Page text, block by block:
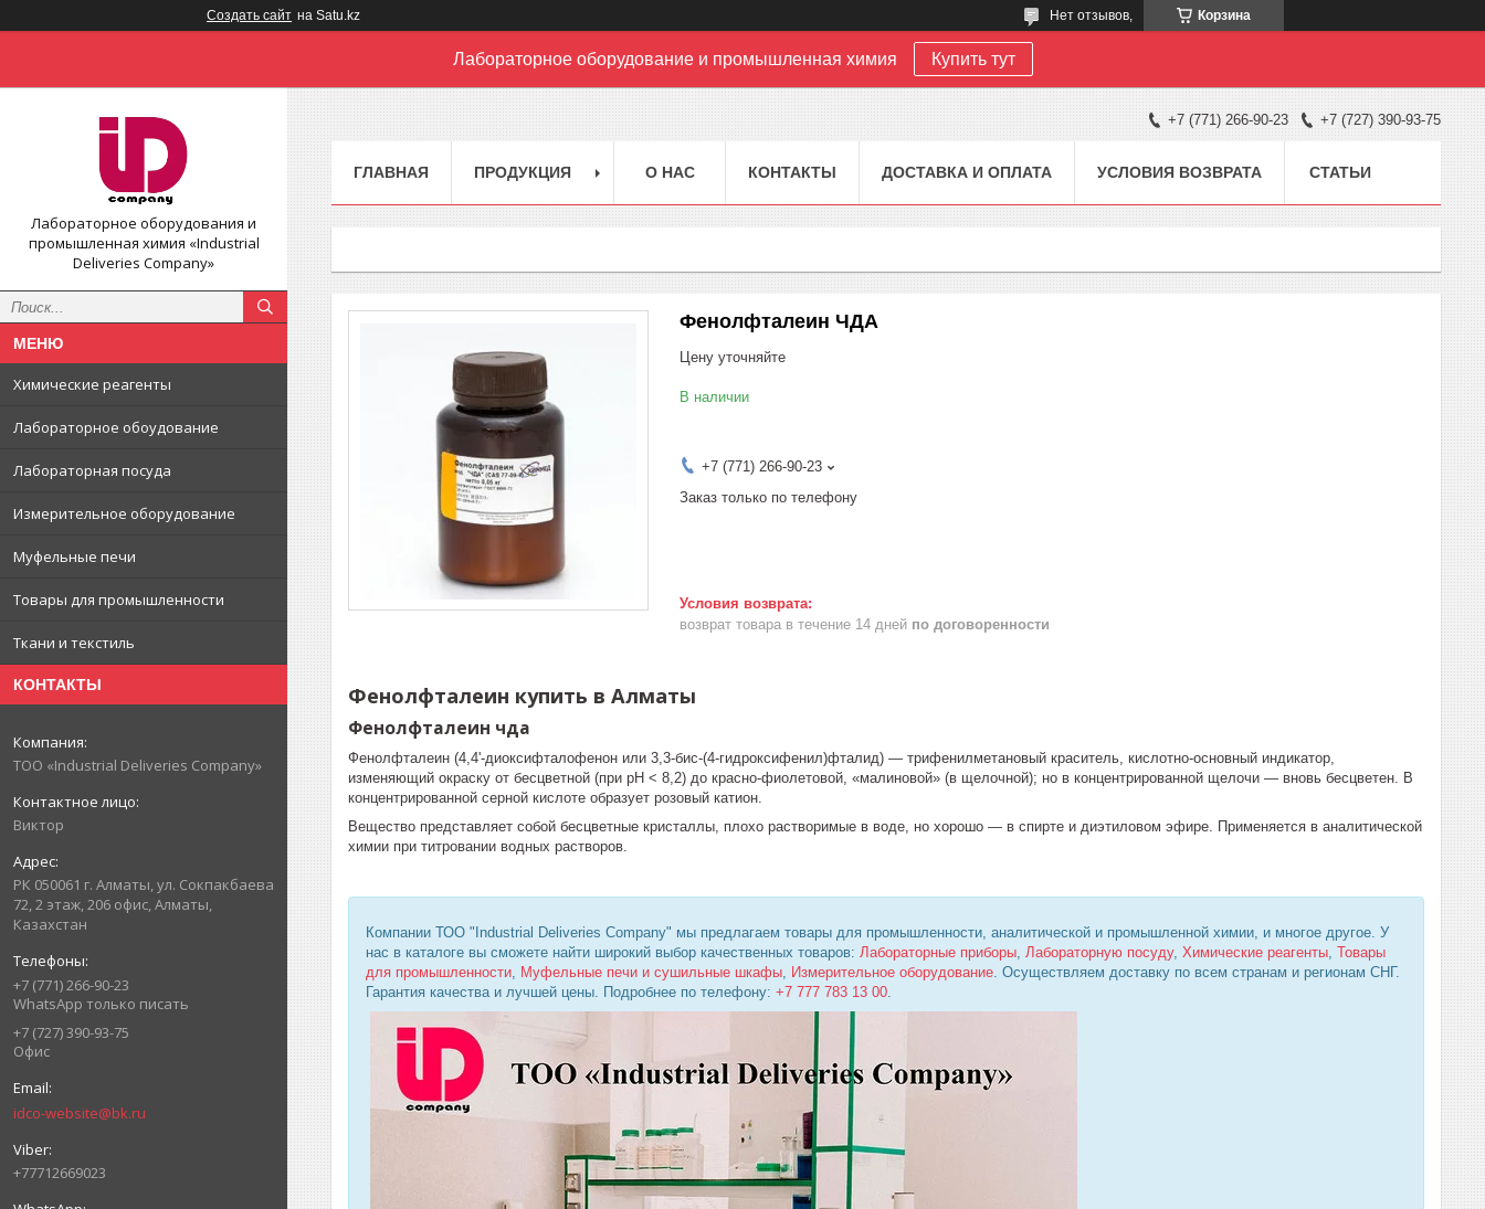
Создать сайт на Satu.kz Корзина
Нет отзывов,
Лабораторное оборудование и промышленная химия Купить тут
Лабораторное оборудования и
промышленная химия «Industrial
Deliveries Company»
Химические реагенты
Лабораторное обоудование
Лабораторная посуда
Измерительное оборудование
Муфельные печи
Товары для промышленности
Ткани и текстиль
КОНТАКТЫ
ТОО «Industrial Deliveries Company»
Виктор
РК 050061 г. Алматы, ул. Сокпакбаева
72, 2 этаж, 206 офис, Алматы,
Казахстан
+7 (771) 266-90-23
WhatsApp только писать
+7 (727) 390-93-75
Офис
idco-website@bk.ru
+77712669023
+7 (771) 266-90-23 +7 (727) 390-93-75
ГЛАВНАЯ ПРОДУКЦИЯ О НАС КОНТАКТЫ ДОСТАВКА И ОПЛАТА УСЛОВИЯ ВОЗВРАТА СТАТЬИ
Фенолфталеин ЧДА
Цену уточняйте
В наличии
+7 (771) 266-90-23
Заказ только по телефону
возврат товара в течение 14 дней по договоренности
Фенолфталеин купить в Алматы
Фенолфталеин чда
Фенолфталеин (4,4'-диоксифталофенон или 3,3-бис-(4-гидроксифенил)фталид) — трифенилметановый краситель, кислотно-основный индикатор,
изменяющий окраску от бесцветной (при pH < 8,2) до красно-фиолетовой, «малиновой» (в щелочной); но в концентрированной щелочи — вновь бесцветен. В
концентрированной серной кислоте образует розовый катион.
Вещество представляет собой бесцветные кристаллы, плохо растворимые в воде, но хорошо — в спирте и диэтиловом эфире. Применяется в аналитической
химии при титровании водных растворов.
Компании ТОО "Industrial Deliveries Company" мы предлагаем товары для промышленности, аналитической и промышленной химии, и многое другое. У
нас в каталоге вы сможете найти широкий выбор качественных товаров: Лабораторные приборы Лабораторную посуду, Химические реагенты Товары
для промышленности
Муфельные печи и сушильные шкафы Измерительное оборудование . Осуществляем доставку по всем странам и регионам СНГ.
Гарантия качества и лучшей цены. Подробнее по телефону: +7 777 783 13 00